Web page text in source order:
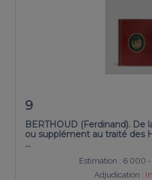
9
BERTHOUD (Ferdinand). De
ou supplément au traité des
…
Estimation : 6 000 -
Adjudication :